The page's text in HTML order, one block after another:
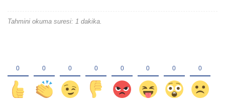
Tahmini okuma suresi: 1 dakika.